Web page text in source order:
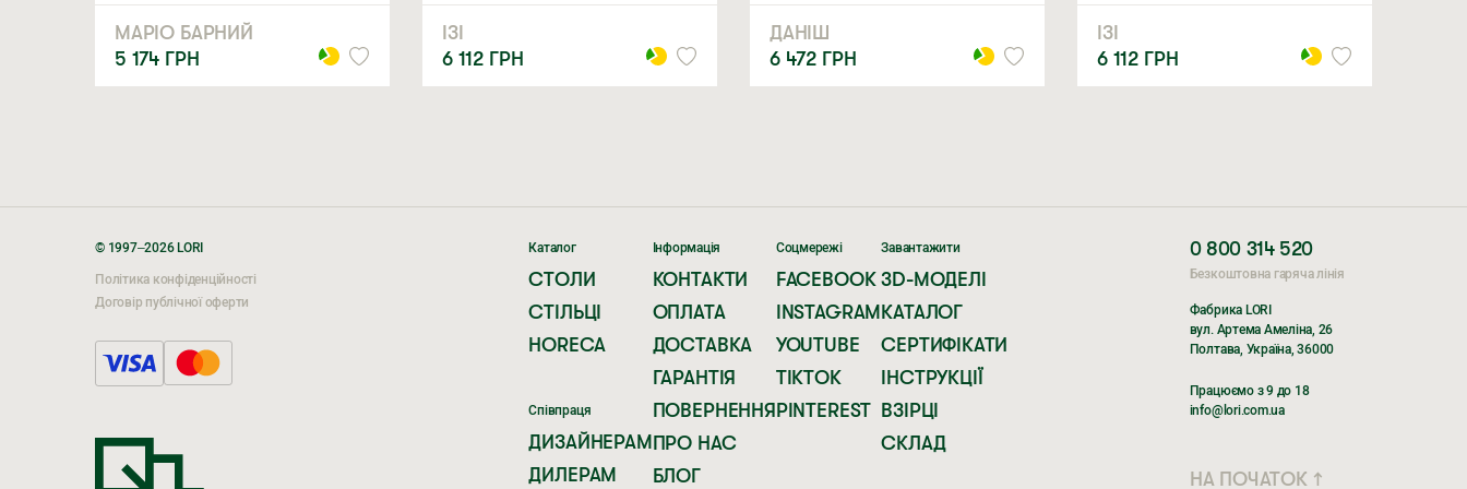
МАРІО БАРНИЙ
5 174 ГРН
ІЗІ
6 112 ГРН
ДАНІШ
6 472 ГРН
ІЗІ
6 112 ГРН
© 1997–2026 LORI
Політика конфіденційності
Договір публічної оферти
Каталог
СТОЛИ
СТІЛЬЦІ
HORECA
Співпраця
ДИЗАЙНЕРАМ
ДИЛЕРАМ
Інформація
КОНТАКТИ
ОПЛАТА
ДОСТАВКА
ГАРАНТІЯ
ПОВЕРНЕННЯ
ПРО НАС
БЛОГ
Соцмережі
FACEBOOK
INSTAGRAM
YOUTUBE
TIKTOK
PINTEREST
Завантажити
3D-МОДЕЛІ
КАТАЛОГ
СЕРТИФІКАТИ
ІНСТРУКЦІЇ
ВЗІРЦІ
СКЛАД
0 800 314 520
Безкоштовна гаряча лінія
Фабрика LORI
вул. Артема Амеліна, 26
Полтава, Україна, 36000
Працюємо з 9 до 18
info@lori.com.ua
НА ПОЧАТОК ↑